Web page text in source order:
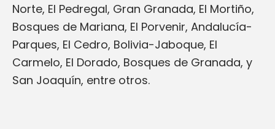
Norte, El Pedregal, Gran Granada, El Mortiño,
Bosques de Mariana, El Porvenir, Andalucía-
Parques, El Cedro, Bolivia-Jaboque, El
Carmelo, El Dorado, Bosques de Granada, y
San Joaquín, entre otros.